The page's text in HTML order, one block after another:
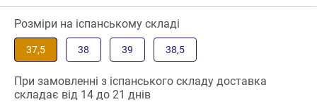
Розміри на іспанському складі
37,5 38 39 38,5
При замовленні з іспанського складу доставка
складає від 14 до 21 днів